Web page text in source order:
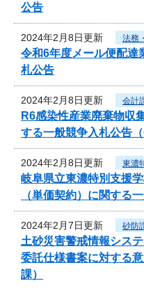
公告
2024年2月8日更新 法務
令和6年度メール便配達
札公告
2024年2月8日更新 会計
R6感染性産業廃棄物収
する一般競争入札公告（
2024年2月8日更新 東濃
岐阜県立東濃特別支援
（単価契約）に関する
2024年2月7日更新 砂防
土砂災害警戒情報シス
委託仕様書案に対する
課）